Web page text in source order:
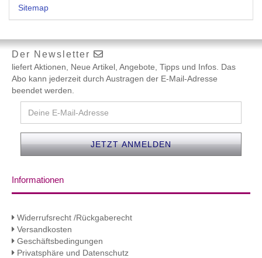
Sitemap
Der Newsletter
liefert Aktionen, Neue Artikel, Angebote, Tipps und Infos. Das
Abo kann jederzeit durch Austragen der E-Mail-Adresse
beendet werden.
Informationen
Widerrufsrecht /Rückgaberecht
Versandkosten
Geschäftsbedingungen
Privatsphäre und Datenschutz